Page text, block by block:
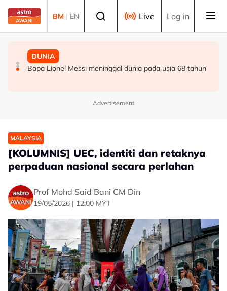
Skip to main content
BM | EN Live Log in
DUNIA
Iran tetapkan syarat baharu buka semula Selat Hormuz,
DUNIA
Bapa Lionel Messi meninggal dunia pada usia 68 tahun
SUKAN
Pavithran cetus kebangkitan keyakinan Harimau Malaya
Advertisement
MALAYSIA
[KOLUMNIS] UEC, identiti dan retaknya
perpaduan nasional secara perlahan
Prof Mohd Said Bani CM Din
19/05/2026 | 12:00 MYT